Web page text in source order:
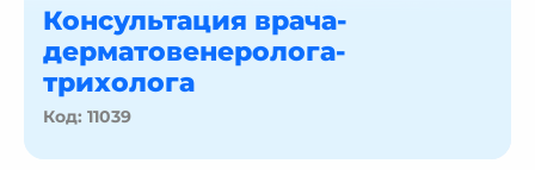
Консультация врача-
дерматовенеролога-
трихолога
Код: 11039